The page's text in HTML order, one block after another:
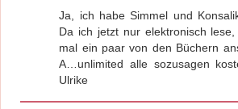
Ja, ich habe Simmel und
Da ich jetzt nur elektronisch
mal ein paar von den Büchern
A…unlimited alle sozusagen
Ulrike